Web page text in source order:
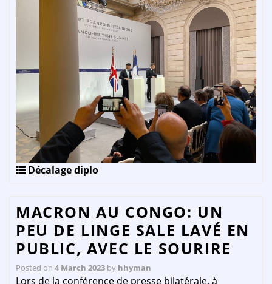
Décalage diplo
MACRON AU CONGO: UN
PEU DE LINGE SALE LAVÉ EN
PUBLIC, AVEC LE SOURIRE
Posted on 4 March 2023 by hhyman
Lors de la conférence de presse bilatérale, à